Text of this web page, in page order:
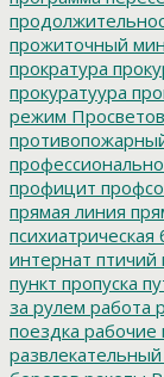
прожиточный
прократура
прокуратуура
режим Просветов
профицит
прямая линия
психиатрическая
интернат птичий
пункт пропуска
за рулем работа
поездка рабочие